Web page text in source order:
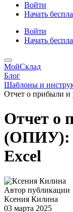
Войти
Начать
Войти
Начать
МойСклад
Блог
Шаблоны и
Отчет о прибыли
Отчет о
(ОПИУ):
Excel
Автор публикации
Ксения Килина
03 марта 2025